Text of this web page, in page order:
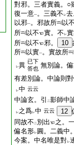
對邪。三者實義。○
復一意一。三義不 レ
以邪一。邪故所
以
所
以不 實。不 レ
所
以不 邪。 10
所
以實一。實故所
レ異 已下
答也 無別論。
有差別論。中論則
レ中 云云
中論玄。引 二影師中
レ之爲レ中 云云 12
同故不 二 別出
之。
偏名形レ 圓。二義中
今案。中名唯是對レ